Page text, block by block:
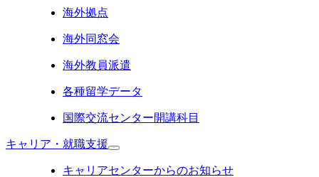
海外拠点
海外同窓会
海外教員派遣
各種留学データ
国際交流センター開講科目
キャリア・就職支援
キャリアセンターからのお知らせ